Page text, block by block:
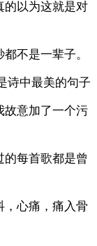
的以为这就是对
不是一辈子。
诗中最美的句子
故意加了一个污
的每首歌都是曾
，心痛，痛入骨